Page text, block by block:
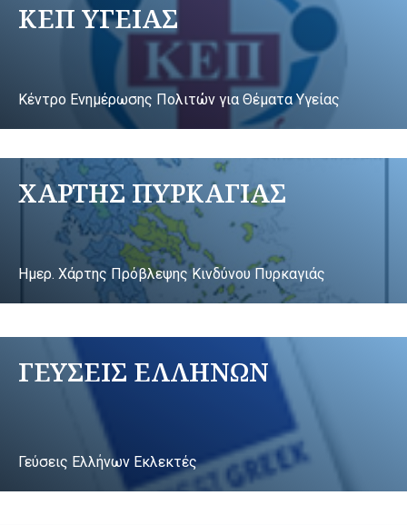
ΚΕΠ ΥΓΕΙΑΣ
Κέντρο Ενημέρωσης Πολιτών για Θέματα Υγείας
ΧΑΡΤΗΣ ΠΥΡΚΑΓΙΑΣ
Ημερ. Χάρτης Πρόβλεψης Κινδύνου Πυρκαγιάς
ΓΕΥΣΕΙΣ ΕΛΛΗΝΩΝ
Γεύσεις Ελλήνων Εκλεκτές